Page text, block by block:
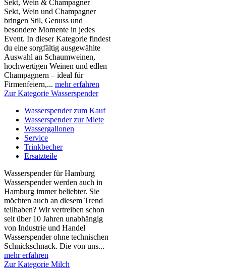
Sekt, Wein & Champagner
Sekt, Wein und Champagner
bringen Stil, Genuss und
besondere Momente in jedes
Event. In dieser Kategorie findest
du eine sorgfältig ausgewählte
Auswahl an Schaumweinen,
hochwertigen Weinen und edlen
Champagnern – ideal für
Firmenfeiern,... mehr erfahren
Zur Kategorie Wasserspender
Wasserspender zum Kauf
Wasserspender zur Miete
Wassergallonen
Service
Trinkbecher
Ersatzteile
Wasserspender für Hamburg
Wasserspender werden auch in
Hamburg immer beliebter. Sie
möchten auch an diesem Trend
teilhaben? Wir vertreiben schon
seit über 10 Jahren unabhängig
von Industrie und Handel
Wasserspender ohne technischen
Schnickschnack. Die von uns...
mehr erfahren
Zur Kategorie Milch